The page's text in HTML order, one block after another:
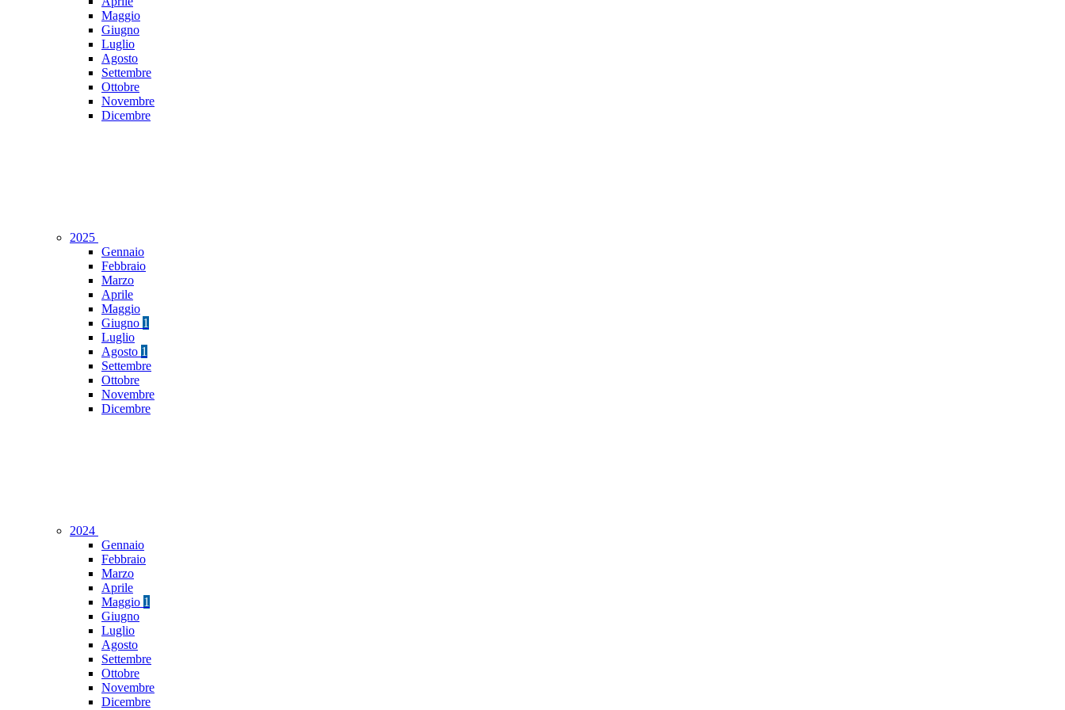
Maggio
Giugno
Luglio
Agosto
Settembre
Ottobre
Novembre
Dicembre
2025
Gennaio
Febbraio
Marzo
Aprile
Maggio
Giugno 1
Luglio
Agosto 1
Settembre
Ottobre
Novembre
Dicembre
2024
Gennaio
Febbraio
Marzo
Aprile
Maggio 1
Giugno
Luglio
Agosto
Settembre
Ottobre
Novembre
Dicembre